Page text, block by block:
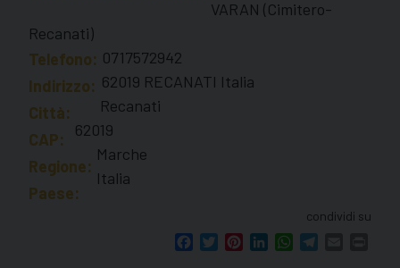
VARAN (Cimitero-
Recanati)
Telefono: 0717572942
Indirizzo: 62019 RECANATI Italia
Città:
Recanati
CAP:
62019
Regione:
Marche
Paese:
Italia
condividi su
FacebookTwitterPinterestLinkedInWhatsApp